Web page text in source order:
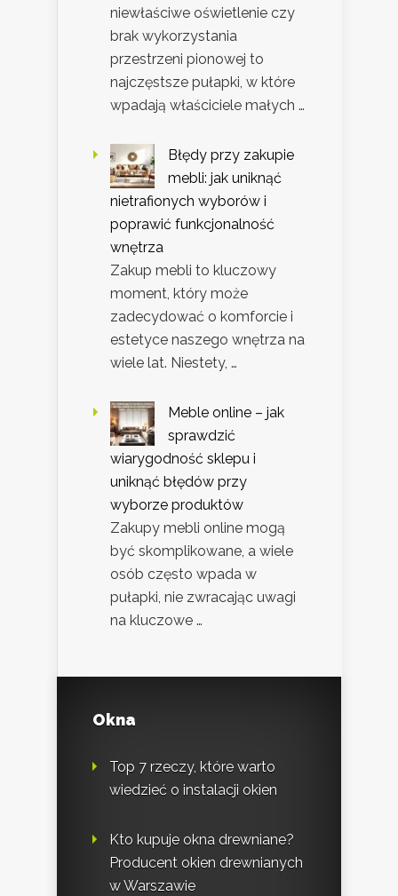
niewłaściwe oświetlenie czy
brak wykorzystania
przestrzeni pionowej to
najczęstsze pułapki, w które
wpadają właściciele małych …
Błędy przy zakupie
mebli: jak uniknąć
nietrafionych wyborów i
poprawić funkcjonalność
wnętrza
Zakup mebli to kluczowy
moment, który może
zadecydować o komforcie i
estetyce naszego wnętrza na
wiele lat. Niestety, …
Meble online – jak
sprawdzić
wiarygodność sklepu i
uniknąć błędów przy
wyborze produktów
Zakupy mebli online mogą
być skomplikowane, a wiele
osób często wpada w
pułapki, nie zwracając uwagi
na kluczowe …
Okna
Top 7 rzeczy, które warto
wiedzieć o instalacji okien
Kto kupuje okna drewniane?
Producent okien drewnianych
w Warszawie